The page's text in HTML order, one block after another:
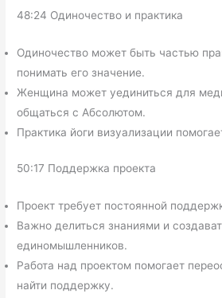
48:24 Одиночество и практика
Одиночество может быть частью
понимать его значение.
Женщина может уединиться для
общаться с Абсолютом.
Практика йоги визуализации
50:17 Поддержка проекта
Проект требует постоянной
Важно делиться знаниями и
единомышленников.
Работа над проектом помогает
найти поддержку.